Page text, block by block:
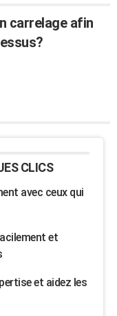
carrelage afin
CLICS
avec ceux qui
et
et aidez les